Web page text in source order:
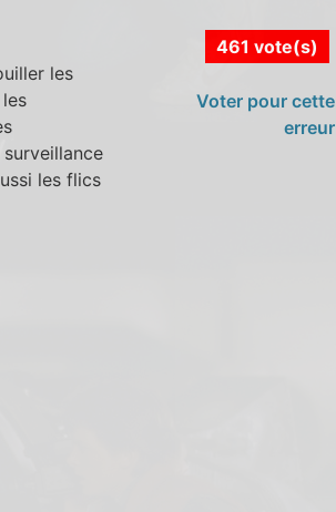
les
les flics
461 vote(s)
Voter pour cette
erreur